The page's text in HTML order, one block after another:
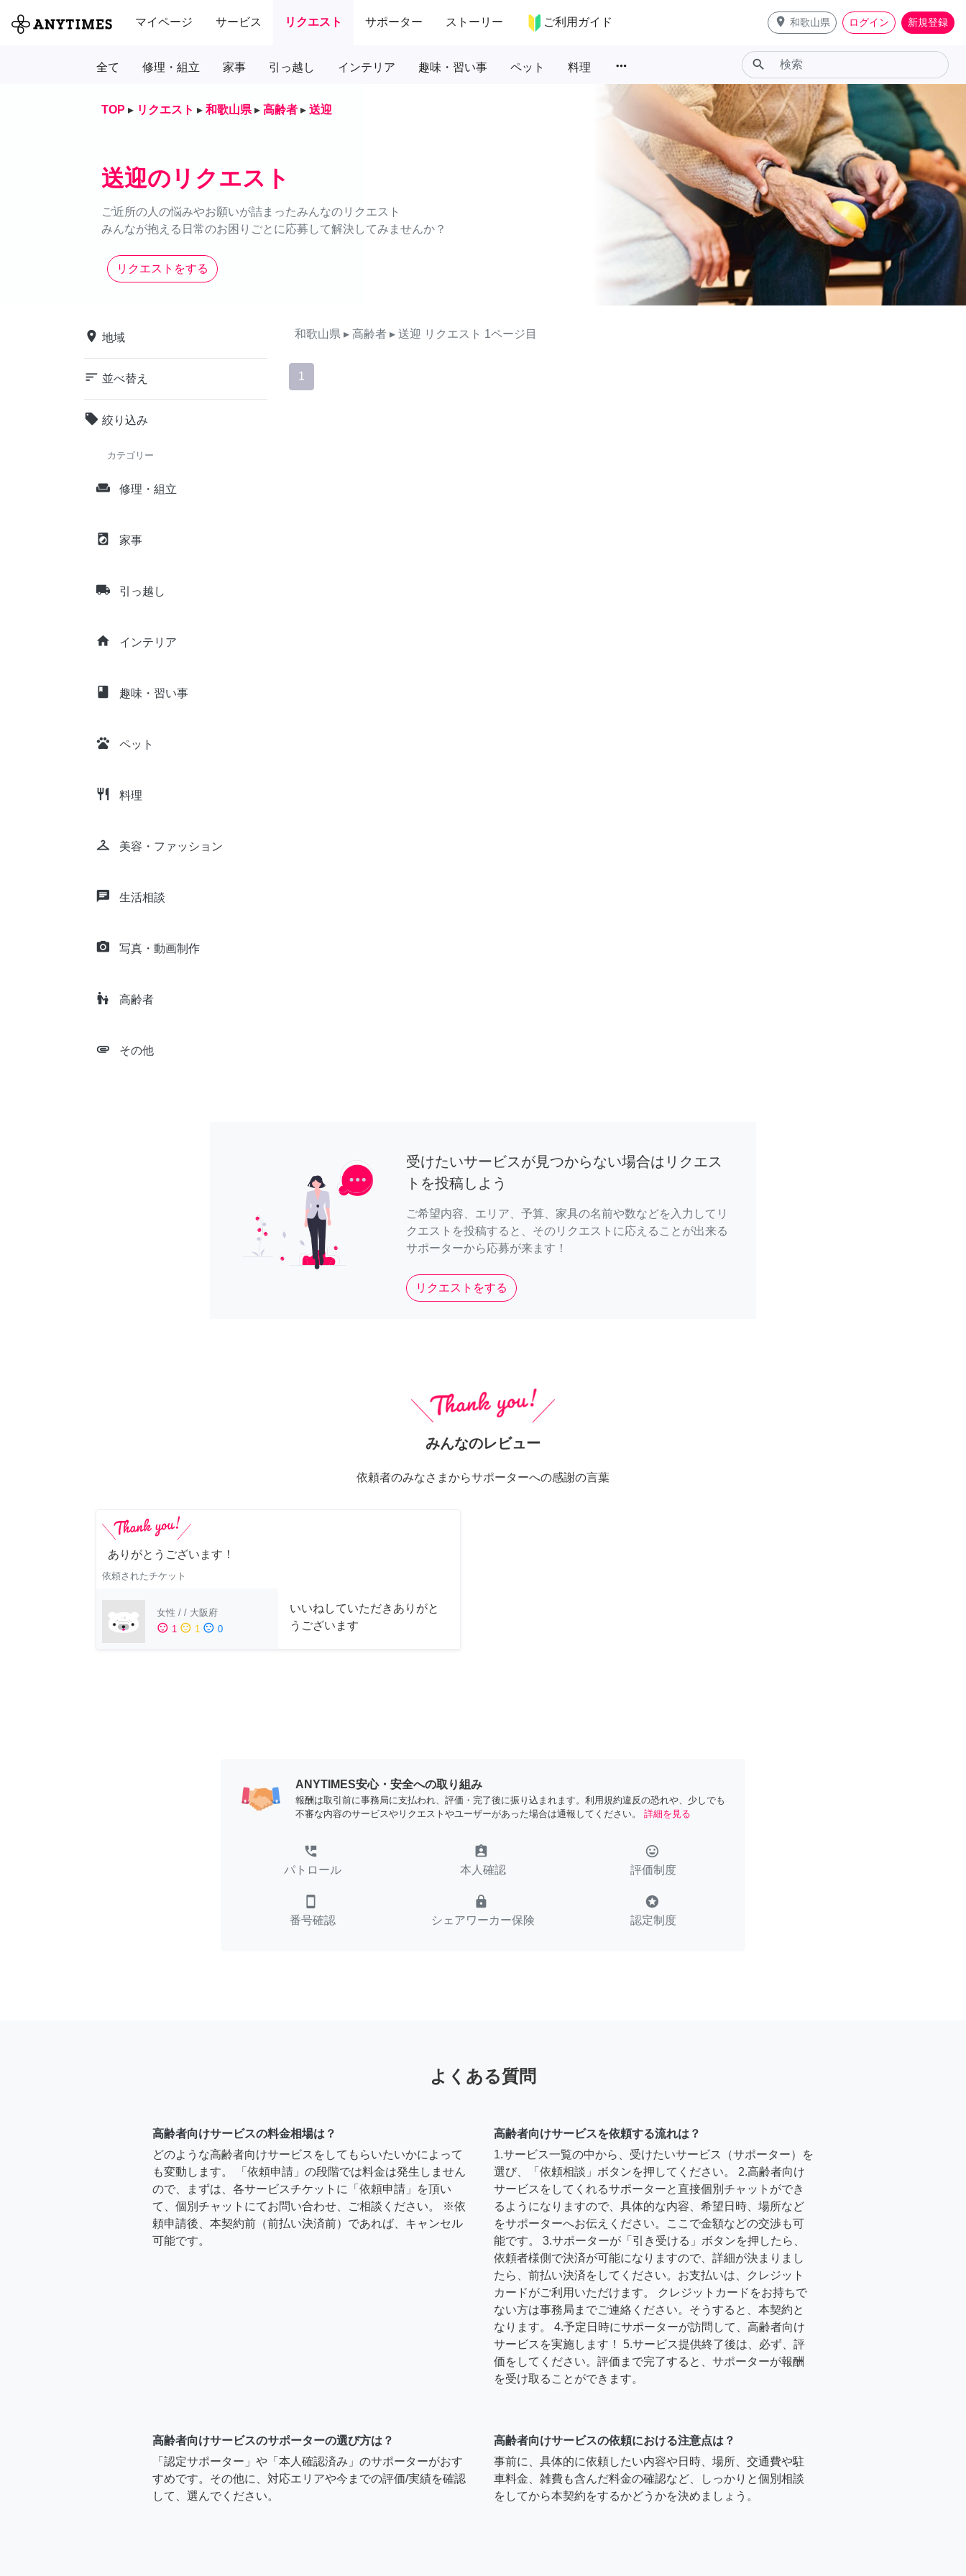
マイページ サービス リクエスト サポーター ストーリー ご利用ガイド place 和歌山県 ログイン 新規登録
全て 修理・組立 家事 引っ越し インテリア 趣味・習い事 ペット 料理 more_horiz search
TOP ▸ リクエスト ▸ 和歌山県 ▸ 高齢者 ▸ 送迎
送迎のリクエスト
ご近所の人の悩みやお願いが詰まったみんなのリクエスト
みんなが抱える日常のお困りごとに応募して解決してみませんか？
リクエストをする
place 地域
sort 並べ替え
local_offer 絞り込み
カテゴリー
weekend 修理・組立
local_laundry_service 家事
local_shipping 引っ越し
home インテリア
class 趣味・習い事
pets ペット
restaurant 料理
checkroom 美容・ファッション
chat 生活相談
camera_alt 写真・動画制作
escalator_warning 高齢者
attachment その他
和歌山県 ▸ 高齢者 ▸ 送迎 リクエスト 1ページ目
1
受けたいサービスが見つからない場合はリクエス
トを投稿しよう
ご希望内容、エリア、予算、家具の名前や数などを入力してリ
クエストを投稿すると、そのリクエストに応えることが出来る
サポーターから応募が来ます！
リクエストをする
みんなのレビュー
依頼者のみなさまからサポーターへの感謝の言葉
ありがとうございます！
依頼されたチケット
女性 / / 大阪府
sentiment_satisfied 1 sentiment_neutral 1 sentiment_dissatisfied 0
いいねしていただきありがと
うございます
ANYTIMES安心・安全への取り組み
報酬は取引前に事務局に支払われ、評価・完了後に振り込まれます。利用規約違反の恐れや、少しでも
不審な内容のサービスやリクエストやユーザーがあった場合は通報してください。
詳細を見る
perm_phone_msg
パトロール
assignment_ind
本人確認
tag_faces
評価制度
smartphone
番号確認
lock
シェアワーカー保険
stars
認定制度
よくある質問
高齢者向けサービスの料金相場は？
どのような高齢者向けサービスをしてもらいたいかによって
も変動します。 「依頼申請」の段階では料金は発生しません
ので、まずは、各サービスチケットに「依頼申請」を頂い
て、個別チャットにてお問い合わせ、ご相談ください。 ※依
頼申請後、本契約前（前払い決済前）であれば、キャンセル
可能です。
高齢者向けサービスを依頼する流れは？
1.サービス一覧の中から、受けたいサービス（サポーター）を
選び、「依頼相談」ボタンを押してください。 2.高齢者向け
サービスをしてくれるサポーターと直接個別チャットができ
るようになりますので、具体的な内容、希望日時、場所など
をサポーターへお伝えください。ここで金額などの交渉も可
能です。 3.サポーターが「引き受ける」ボタンを押したら、
依頼者様側で決済が可能になりますので、詳細が決まりまし
たら、前払い決済をしてください。お支払いは、クレジット
カードがご利用いただけます。 クレジットカードをお持ちで
ない方は事務局までご連絡ください。そうすると、本契約と
なります。 4.予定日時にサポーターが訪問して、高齢者向け
サービスを実施します！ 5.サービス提供終了後は、必ず、評
価をしてください。評価まで完了すると、サポーターが報酬
を受け取ることができます。
高齢者向けサービスのサポーターの選び方は？
「認定サポーター」や「本人確認済み」のサポーターがおす
すめです。その他に、対応エリアや今までの評価/実績を確認
して、選んでください。
高齢者向けサービスの依頼における注意点は？
事前に、具体的に依頼したい内容や日時、場所、交通費や駐
車料金、雑費も含んだ料金の確認など、しっかりと個別相談
をしてから本契約をするかどうかを決めましょう。